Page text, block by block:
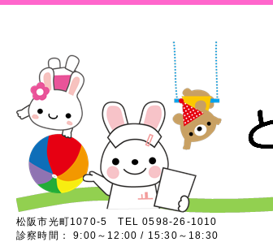
松阪市光町1070-5 TEL 0598-26-1010
診察時間： 9:00～12:00 / 15:30～18:30